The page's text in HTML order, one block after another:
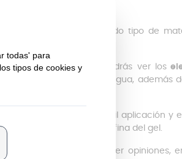
Limpia sin rayar todo tipo de
del producto podrás ver los
la tierra arcillosa y el agua, además
, lo que permite una fácil aplicación y
que se queda una capa fina del gel.
de limpieza y quieres ver opiniones,